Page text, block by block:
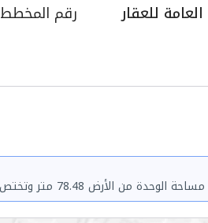
للعقار رقم المخطط